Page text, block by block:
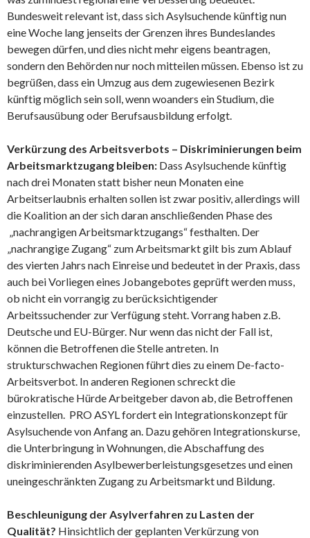
Bundesweit relevant ist, dass sich Asylsuchende künftig nun
eine Woche lang jenseits der Grenzen ihres Bundeslandes
bewegen dürfen, und dies nicht mehr eigens beantragen,
sondern den Behörden nur noch mitteilen müssen. Ebenso ist zu
begrüßen, dass ein Umzug aus dem zugewiesenen Bezirk
künftig möglich sein soll, wenn woanders ein Studium, die
Berufsausübung oder Berufsausbildung erfolgt.
Verkürzung des Arbeitsverbots – Diskriminierungen beim
Arbeitsmarktzugang bleiben: Dass Asylsuchende künftig
nach drei Monaten statt bisher neun Monaten eine
Arbeitserlaubnis erhalten sollen ist zwar positiv, allerdings will
die Koalition an der sich daran anschließenden Phase des
„nachrangigen Arbeitsmarktzugangs“ festhalten. Der
„nachrangige Zugang“ zum Arbeitsmarkt gilt bis zum Ablauf
des vierten Jahrs nach Einreise und bedeutet in der Praxis, dass
auch bei Vorliegen eines Jobangebotes geprüft werden muss,
ob nicht ein vorrangig zu berücksichtigender
Arbeitssuchender zur Verfügung steht. Vorrang haben z.B.
Deutsche und EU-Bürger. Nur wenn das nicht der Fall ist,
können die Betroffenen die Stelle antreten. In
strukturschwachen Regionen führt dies zu einem De-facto-
Arbeitsverbot. In anderen Regionen schreckt die
bürokratische Hürde Arbeitgeber davon ab, die Betroffenen
einzustellen. PRO ASYL fordert ein Integrationskonzept für
Asylsuchende von Anfang an. Dazu gehören Integrationskurse,
die Unterbringung in Wohnungen, die Abschaffung des
diskriminierenden Asylbewerberleistungsgesetzes und einen
uneingeschränkten Zugang zu Arbeitsmarkt und Bildung.
Beschleunigung der Asylverfahren zu Lasten der
Qualität? Hinsichtlich der geplanten Verkürzung von